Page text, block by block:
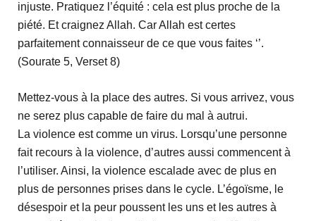
injuste. Pratiquez l’équité : cela est plus proche de la
piété. Et craignez Allah. Car Allah est certes
parfaitement connaisseur de ce que vous faites ‘’.
(Sourate 5, Verset 8)
Mettez-vous à la place des autres. Si vous arrivez, vous
ne serez plus capable de faire du mal à autrui.
La violence est comme un virus. Lorsqu’une personne
fait recours à la violence, d’autres aussi commencent à
l’utiliser. Ainsi, la violence escalade avec de plus en
plus de personnes prises dans le cycle. L’égoïsme, le
désespoir et la peur poussent les uns et les autres à